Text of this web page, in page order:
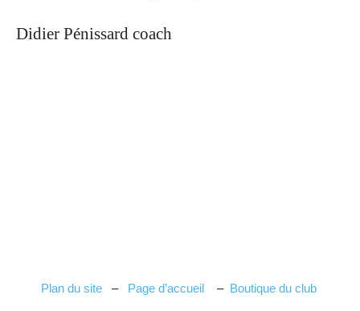
Didier Pénissard coach
Plan du site– Page d’accueil– Boutique du club